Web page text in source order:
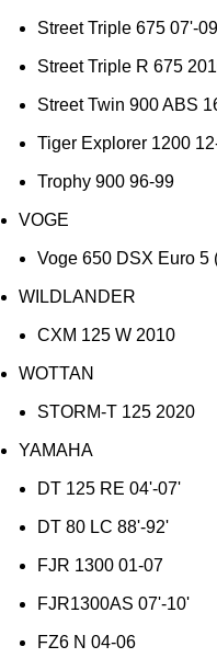
Street Triple 675 07'-
Street Triple R 675
Street Twin 900 ABS
Tiger Explorer 1200
Trophy 900 96-99
VOGE
Voge 650 DSX Euro 5
WILDLANDER
CXM 125 W 2010
WOTTAN
STORM-T 125 2020
YAMAHA
DT 125 RE 04'-07'
DT 80 LC 88'-92'
FJR 1300 01-07
FJR1300AS 07'-10'
FZ6 N 04-06